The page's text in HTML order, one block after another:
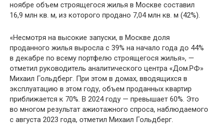
ноябре объем строящегося жилья в Москве составил
16,9 млн кв. м, из которого продано 7,04 млн кв. м (42%).
«Несмотря на высокие запуски, в Москве доля
проданного жилья выросла с 39% на начало года до 44%
в декабре по всему портфелю строящегося жилья», —
отметил руководитель аналитического центра «Дом.РФ»
Михаил Гольдберг. При этом в домах, вводящихся в
эксплуатацию в этом году, объем проданных квартир
приближается к 70%. В 2024 году — превышает 60%. Это
во многом результат ажиотажного спроса, наблюдаемого
с августа 2023 года, отметил Михаил Гольдберг.